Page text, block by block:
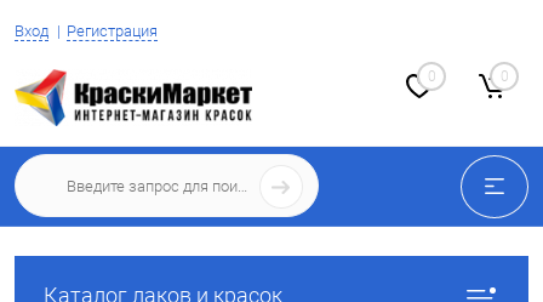
Вход Регистрация
0 0
Каталог лаков и красок